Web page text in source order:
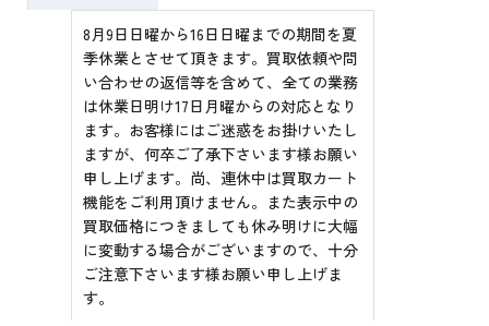
8月9日日曜から16日日曜までの期間を夏
季休業とさせて頂きます。買取依頼や問
い合わせの返信等を含めて、全ての業務
は休業日明け17日月曜からの対応となり
ます。お客様にはご迷惑をお掛けいたし
ますが、何卒ご了承下さいます様お願い
申し上げます。尚、連休中は買取カート
機能をご利用頂けません。また表示中の
買取価格につきましても休み明けに大幅
に変動する場合がございますので、十分
ご注意下さいます様お願い申し上げま
す。